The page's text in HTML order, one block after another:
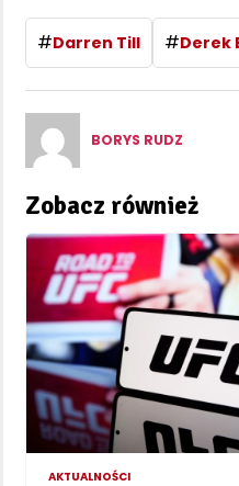
#Darren Till #Derek
BORYS RUDZ
Zobacz również
AKTUALNOŚCI